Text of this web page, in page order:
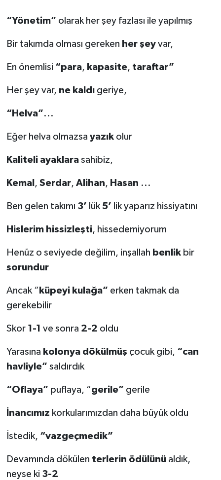
“Yönetim” olarak her şey fazlası ile yapılmış
Bir takımda olması gereken her şeyvar,
En önemlisi “para, kapasite, taraftar”
Her şey var, ne kaldıgeriye,
“Helva”...
Eğer helva olmazsa yazıkolur
Kaliteli ayaklarasahibiz,
Kemal , Serdar, Alihan, Hasan ...
Ben gelen takımı 3’ lük 5’ lik yaparız hissiyatını
Hislerim hissizleşti, hissedemiyorum
Henüz o seviyede değilim, inşallah benlikbir
sorundur
Ancak “ küpeyi kulağa” erken takmak da
gerekebilir
Skor 1-1 ve sonra 2-2 oldu
Yarasına kolonya dökülmüş çocuk gibi, “can
havliyle” saldırdık
“Oflaya” puflaya, “gerile” gerile
İnancımız korkularımızdan daha büyük oldu
İstedik, “vazgeçmedik”
Devamında dökülen terlerin ödülünüaldık,
neyse ki 3-2